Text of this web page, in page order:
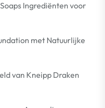
Ingrediënten voor
met Natuurlijke
van Kneipp Draken